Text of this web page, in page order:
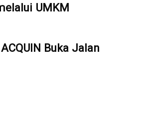
UMKM
Buka Jalan